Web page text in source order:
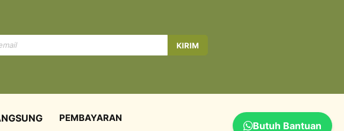
KIRIM
PEMBAYARAN
Butuh Bantuan